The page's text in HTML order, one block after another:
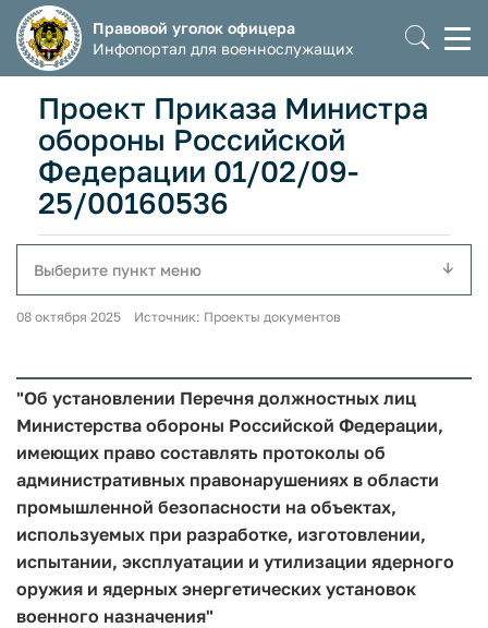
Правовой уголок офицера
Инфопортал для военнослужащих
Проект Приказа Министра
обороны Российской
Федерации 01/02/09-
25/00160536
Выберите пункт меню
08 октября 2025 Источник: Проекты документов
"Об установлении Перечня должностных лиц
Министерства обороны Российской Федерации,
имеющих право составлять протоколы об
административных правонарушениях в области
промышленной безопасности на объектах,
используемых при разработке, изготовлении,
испытании, эксплуатации и утилизации ядерного
оружия и ядерных энергетических установок
военного назначения"